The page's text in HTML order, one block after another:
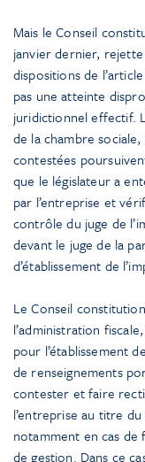
Mais le Conseil
janvier dernier,
dispositions de
pas une atteinte
juridictionnel effectif.
de la chambre
contestées
que le législateur a
par l’entreprise et
contrôle du juge de
devant le juge de la
d’établissement de
Le Conseil
l’administration
pour l’établissement
de renseignements
contester et faire
l’entreprise au titre
notamment en cas de
de gestion. Dans ce